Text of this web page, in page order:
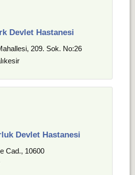
Devlet Hastanesi
209. Sok. No:26
Devlet Hastanesi
Cad., 10600